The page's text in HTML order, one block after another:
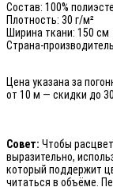
Состав: 100%
Плотность: 30 г/м²
Ширина ткани: 150 см
Страна-
Цена указана за
от 10 м — скидки до
Совет: Чтобы
выразительно,
который поддержит
читаться в объёме.